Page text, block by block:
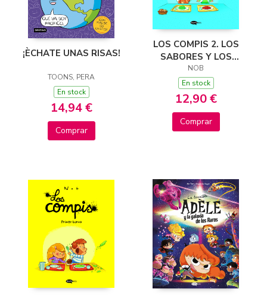
¡ÈCHATE UNAS RISAS!
TOONS, PERA
En stock
14,94 €
Comprar
LOS COMPIS 2. LOS
SABORES Y LOS
COLORES
NOB
En stock
12,90 €
Comprar